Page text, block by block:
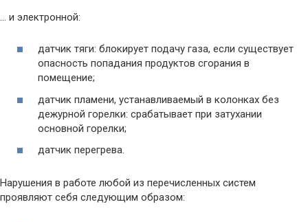
… и электронной:
датчик тяги: блокирует подачу газа, если существует
опасность попадания продуктов сгорания в
помещение;
датчик пламени, устанавливаемый в колонках без
дежурной горелки: срабатывает при затухании
основной горелки;
датчик перегрева.
Нарушения в работе любой из перечисленных систем
проявляют себя следующим образом: